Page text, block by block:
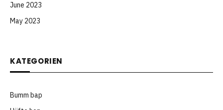
June 2023
May 2023
KATEGORIEN
Bumm bap